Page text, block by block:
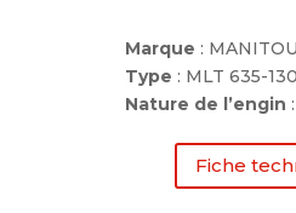
Marque : MANITOU
Type : MLT 635-
Nature de l’engin
Fiche